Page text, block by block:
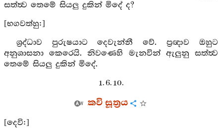
සත්ත්‍ව තෙමේ සියලු දුකින් මිදේ ද?
[භගවත්හු:]
ශ්‍රද්ධාව පුරුෂයාට දෙවැන්නී වේ. ප්‍රඥාව ඔහුට
අනුශාසනා කෙරෙයි. නිවණෙහි මැනවින් ඇලුනු සත්ත්‍ව
තෙමේ සියලු දුකින් මිදේ.
1. 6. 10.
කවි සූත්‍රය
[දෙවි:]